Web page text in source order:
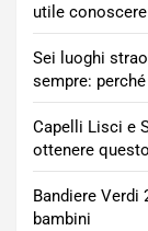
utile
Sei luoghi
sempre:
Capelli Lisci e
ottenere
Bandiere Verdi
bambini